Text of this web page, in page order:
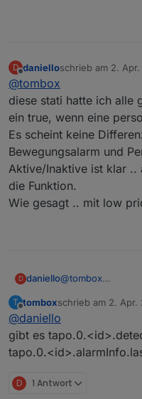
D
Offline
danielloschrieb am 2.
zuletzt editiert von
@tombox
diese stati hatte ich alle
ein true, wenn eine
Es scheint keine
Bewegungsalarm und
Aktive/Inaktive ist klar ..
die Funktion.
Wie gesagt .. mit low
D daniello@tombox
ein true, wenn
Bewegungsalarm
Aktive/Inaktive ist
auf die Funktion.
T
Offline
tomboxschrieb am 2. Apr.
zuletzt editiert
@daniello
gibt es
D 1 Antwort